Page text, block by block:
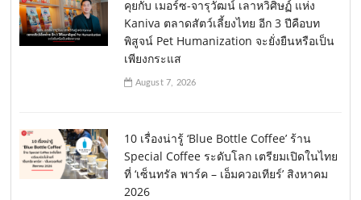
คุยกับ เมอร์ซ-จารุวัฒน์ เลาหวิศิษฏ์ แห่ง
Kaniva ตลาดสัตว์เลี้ยงไทย อีก 3 ปีคือบท
พิสูจน์ Pet Humanization จะยั่งยืนหรือเป็น
เพียงกระแส
August 7, 2026
10 เรื่องน่ารู้ ‘Blue Bottle Coffee’ ร้าน
Special Coffee ระดับโลก เตรียมเปิดในไทย
ที่ ‘เซ็นทรัล พาร์ค – เอ็มควอเทียร์’ สิงหาคม
2026